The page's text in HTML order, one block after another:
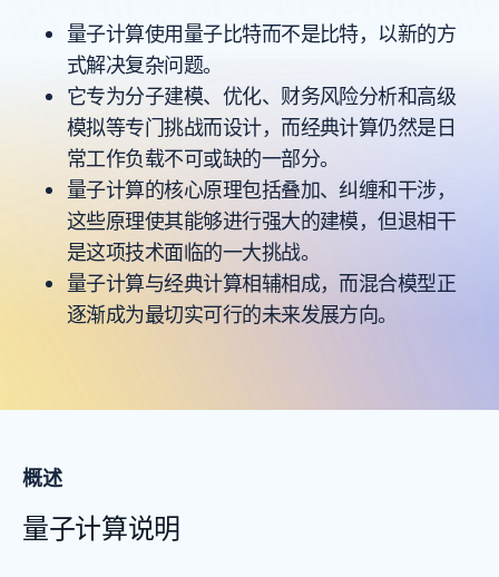
量子计算使用量子比特而不是比特，以新的方
式解决复杂问题。
它专为分子建模、优化、财务风险分析和高级
模拟等专门挑战而设计，而经典计算仍然是日
常工作负载不可或缺的一部分。
量子计算的核心原理包括叠加、纠缠和干涉，
这些原理使其能够进行强大的建模，但退相干
是这项技术面临的一大挑战。
量子计算与经典计算相辅相成，而混合模型正
逐渐成为最切实可行的未来发展方向。
概述
量子计算说明